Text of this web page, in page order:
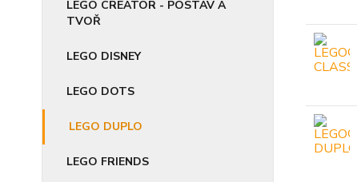
LEGO CREATOR - POSTAV A
TVOŘ
LEGO DISNEY
LEGO DOTS
LEGO DUPLO
LEGO FRIENDS